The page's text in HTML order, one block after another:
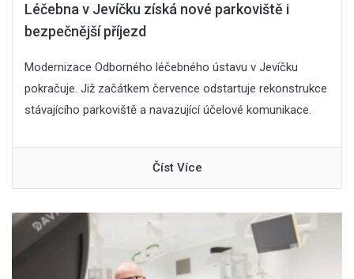
Léčebna v Jevíčku získá nové parkoviště i
bezpečnější příjezd
Modernizace Odborného léčebného ústavu v Jevíčku
pokračuje. Již začátkem července odstartuje rekonstrukce
stávajícího parkoviště a navazující účelové komunikace.
Číst Více